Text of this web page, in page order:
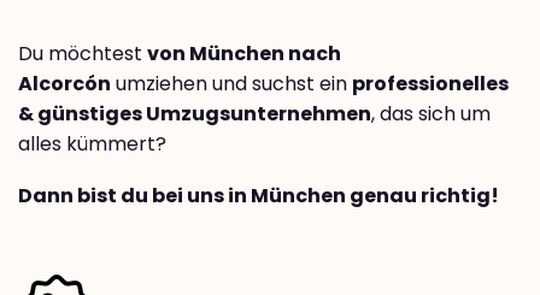
Du möchtest von München nach
Alcorcón umziehen und suchst ein professionelles
& günstiges Umzugsunternehmen, das sich um
alles kümmert?
Dann bist du bei uns in München genau richtig!